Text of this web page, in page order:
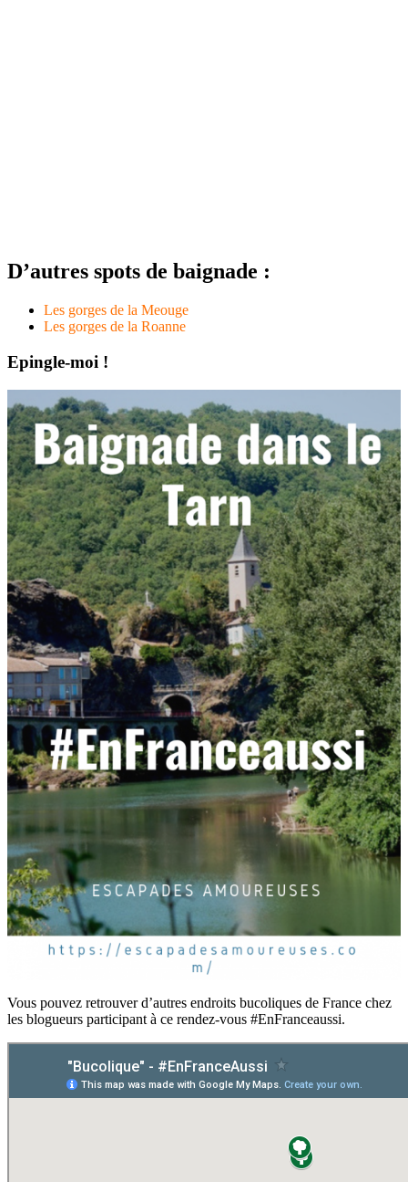
D’autres spots de baignade :
Les gorges de la Meouge
Les gorges de la Roanne
Epingle-moi !
Vous pouvez retrouver d’autres endroits bucoliques de France chez
les blogueurs participant à ce rendez-vous #EnFranceaussi.